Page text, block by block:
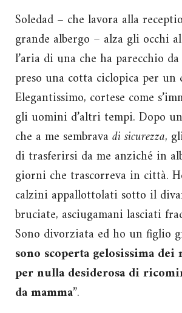
Soledad – che lavora alla
grande albergo – alza gli occhi
l’aria di una che ha parecchio
preso una cotta ciclopica per un
Elegantissimo, cortese come
gli uomini d’altri tempi. Dopo
che a me sembravadi sicurezza,
di trasferirsi da me anziché in
giorni che trascorreva in città.
calzini appallottolati sotto il
bruciate, asciugamani lasciati
Sono divorziata ed ho un figlio
sono scoperta gelosissima dei
per nulla desiderosa di
da mamma”.